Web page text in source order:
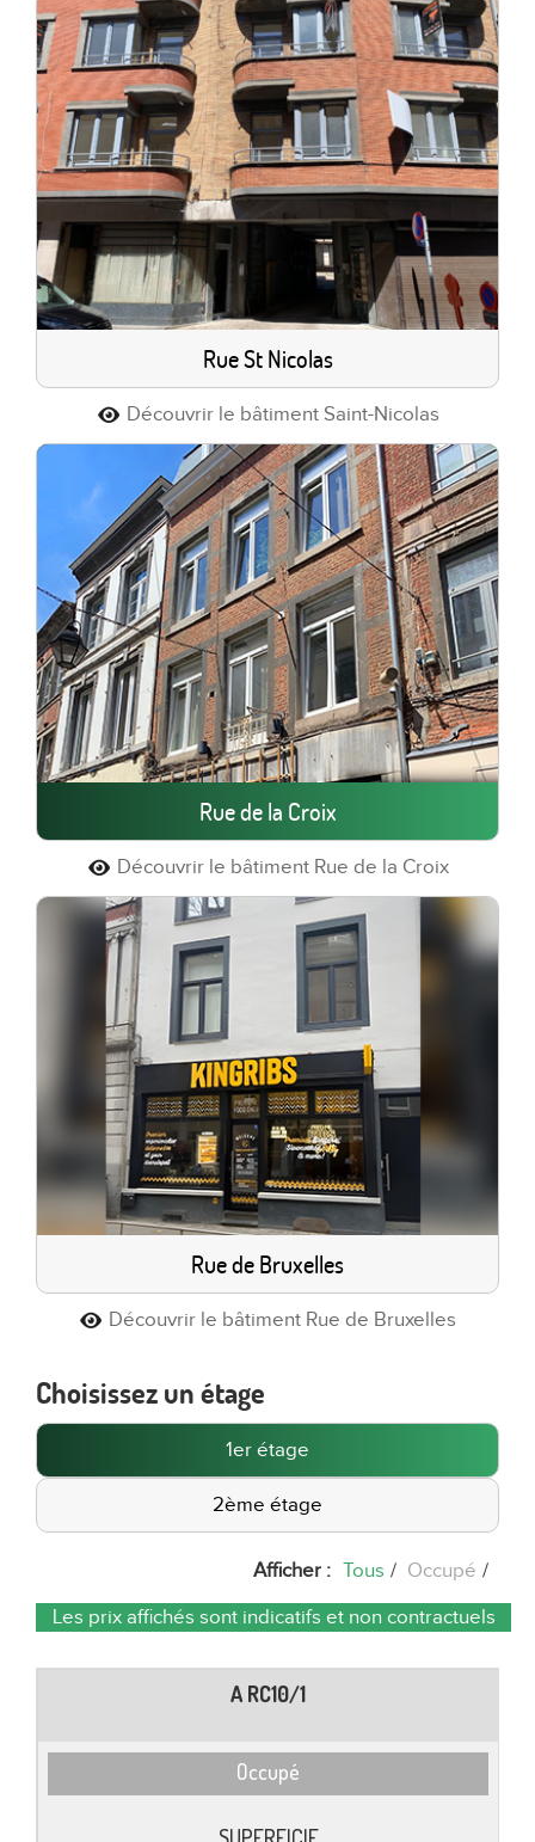
Rue St Nicolas
Découvrir le bâtiment Saint-Nicolas
Rue de la Croix
Découvrir le bâtiment Rue de la Croix
Rue de Bruxelles
Découvrir le bâtiment Rue de Bruxelles
Choisissez un étage
1er étage
2ème étage
/
/ Occupé
Tous
Afficher :
Les prix affichés sont indicatifs et non contractuels
A RC10/1
Occupé